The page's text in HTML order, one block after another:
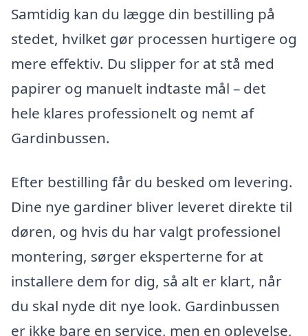
Samtidig kan du lægge din bestilling på
stedet, hvilket gør processen hurtigere og
mere effektiv. Du slipper for at stå med
papirer og manuelt indtaste mål – det
hele klares professionelt og nemt af
Gardinbussen.
Efter bestilling får du besked om levering.
Dine nye gardiner bliver leveret direkte til
døren, og hvis du har valgt professionel
montering, sørger eksperterne for at
installere dem for dig, så alt er klart, når
du skal nyde dit nye look. Gardinbussen
er ikke bare en service, men en oplevelse,